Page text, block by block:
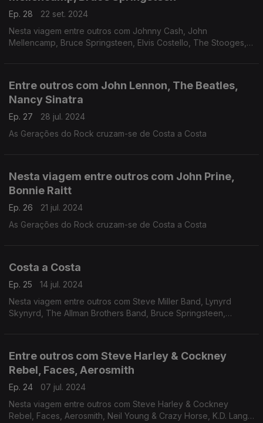
Ep. 28
22 set. 2024
Nesta viagem entre outros com Johnny Cash, John
Mellencamp, Bruce Springsteen, Elvis Costello, The Stooges,
Entre outros com John Lennon, The Beatles,
Nancy Sinatra
Ep. 27
28 jul. 2024
As Gerações do Rock cruzam-se de Costa a Costa
Nesta viagem entre outros com John Prine,
Bonnie Raitt
Ep. 26
21 jul. 2024
As Gerações do Rock cruzam-se de Costa a Costa
Costa a Costa
Ep. 25
14 jul. 2024
Nesta viagem entre outros com Steve Miller Band, Lynyrd
Skynyrd, The Allman Brothers Band, Bruce Springsteen,
Entre outros com Steve Harley & Cockney
Rebel, Faces, Aerosmith
Ep. 24
07 jul. 2024
Nesta viagem entre outros com Steve Harley & Cockney
Rebel, Faces, Aerosmith, Neil Young & Crazy Horse, K.D. Lang,